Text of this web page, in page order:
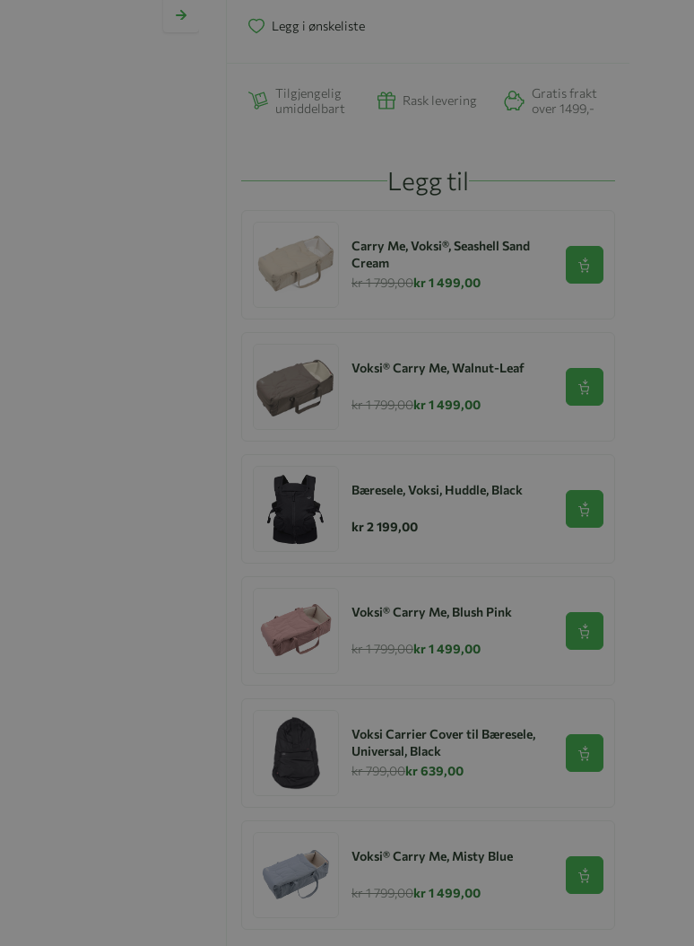
Legg i ønskeliste
Tilgjengelig
umiddelbart
Rask levering
Gratis frakt
over 1499,-
Legg til
Carry Me, Voksi®, Seashell Sand
Cream
kr 1 799,00kr 1 499,00
Se produkt
Voksi® Carry Me, Walnut-Leaf
kr 1 799,00kr 1 499,00
Se produkt
Bæresele, Voksi, Huddle, Black
kr 2 199,00
Se produkt
Voksi® Carry Me, Blush Pink
kr 1 799,00kr 1 499,00
Se produkt
Voksi Carrier Cover til Bæresele,
Universal, Black
kr 799,00kr 639,00
Se produkt
Voksi® Carry Me, Misty Blue
kr 1 799,00kr 1 499,00
Se produkt